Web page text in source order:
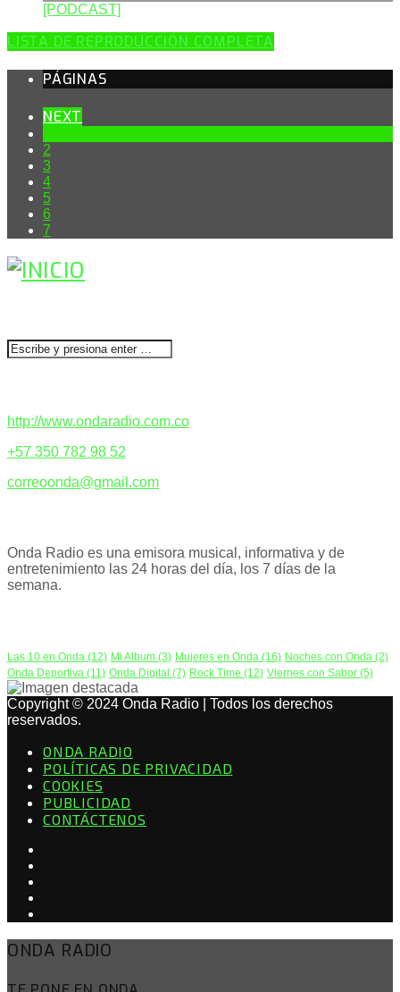
[PODCAST]
LISTA DE REPRODUCCIÓN COMPLETA
PÁGINAS
NEXT
2
3
4
5
6
7
http://www.ondaradio.com.co
+57 350 782 98 52
correoonda@gmail.com
Onda Radio es una emisora musical, informativa y de
entretenimiento las 24 horas del día, los 7 días de la
semana.
Las 10 en Onda (12) Mi Album (3) Mujeres en Onda (16) Noches con Onda (2)
Onda Deportiva (11) Onda Digital (7) Rock Time (12) Viernes con Sabor (5)
Copyright © 2024 Onda Radio | Todos los derechos
reservados.
ONDA RADIO
POLÍTICAS DE PRIVACIDAD
COOKIES
PUBLICIDAD
CONTÁCTENOS
ONDA RADIO